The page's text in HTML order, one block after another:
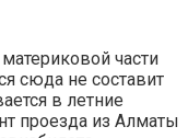
части
сюда не составит
в летние
проезда из Алматы